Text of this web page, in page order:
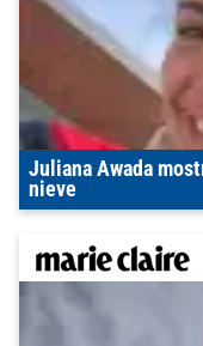
Juliana Awada
nieve